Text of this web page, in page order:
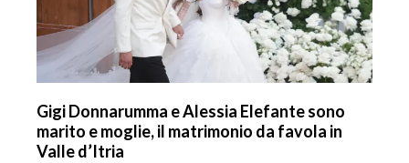
Gigi Donnarumma e Alessia Elefante sono
marito e moglie, il matrimonio da favola in
Valle d’Itria